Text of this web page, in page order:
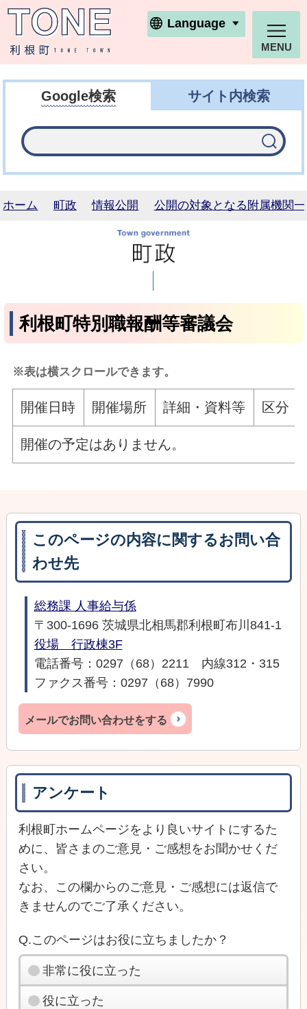
利根町ホームページ
Language
MENU
Google検索 サイト内検索
ホーム 町政 情報公開 公開の対象となる附属機関
利根町特別職報酬等審議会
※表は横スクロールできます。
開催日時 開催場所 詳細・資料等 区分
開催の予定はありません。
このページの内容に関するお問い合
わせ先
総務課 人事給与係
〒300-1696 茨城県北相馬郡利根町布川841-1
役場 行政棟3F
電話番号：0297（68）2211 内線312・315
ファクス番号：0297（68）7990
メールでお問い合わせをする
アンケート
利根町ホームページをより良いサイトにするた
めに、皆さまのご意見・ご感想をお聞かせくだ
さい。
なお、この欄からのご意見・ご感想には返信で
きませんのでご了承ください。
Q.このページはお役に立ちましたか？
非常に役に立った
役に立った